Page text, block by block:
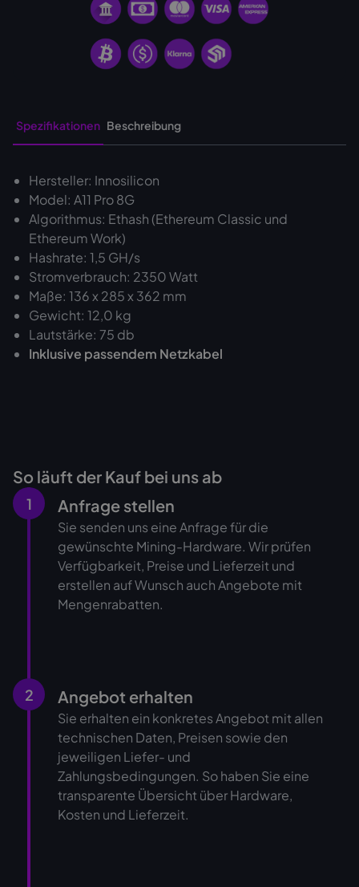
Spezifikationen Beschreibung
Hersteller: Innosilicon
Model: A11 Pro 8G
Algorithmus: Ethash (Ethereum Classic und
Ethereum Work)
Hashrate: 1,5 GH/s
Stromverbrauch: 2350 Watt
Maße: 136 x 285 x 362 mm
Gewicht: 12,0 kg
Lautstärke: 75 db
Inklusive passendem Netzkabel
So läuft der Kauf bei uns ab
1 Anfrage stellen
Sie senden uns eine Anfrage für die
gewünschte Mining-Hardware. Wir prüfen
Verfügbarkeit, Preise und Lieferzeit und
erstellen auf Wunsch auch Angebote mit
Mengenrabatten.
2 Angebot erhalten
Sie erhalten ein konkretes Angebot mit allen
technischen Daten, Preisen sowie den
jeweiligen Liefer- und
Zahlungsbedingungen. So haben Sie eine
transparente Übersicht über Hardware,
Kosten und Lieferzeit.